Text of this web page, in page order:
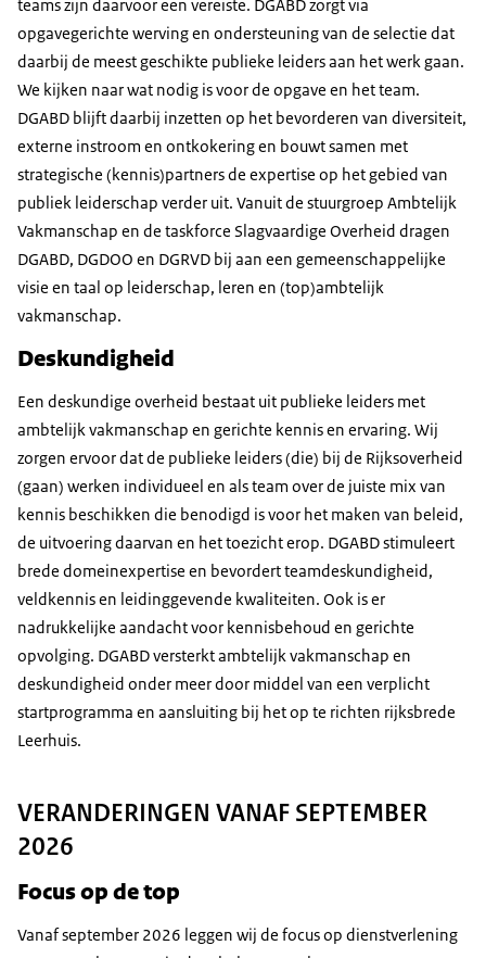
teams zijn daarvoor een vereiste. DGABD zorgt via
opgavegerichte werving en ondersteuning van de selectie dat
daarbij de meest geschikte publieke leiders aan het werk gaan.
We kijken naar wat nodig is voor de opgave en het team.
DGABD blijft daarbij inzetten op het bevorderen van diversiteit,
externe instroom en ontkokering en bouwt samen met
strategische (kennis)partners de expertise op het gebied van
publiek leiderschap verder uit. Vanuit de stuurgroep Ambtelijk
Vakmanschap en de taskforce Slagvaardige Overheid dragen
DGABD, DGDOO en DGRVD bij aan een gemeenschappelijke
visie en taal op leiderschap, leren en (top)ambtelijk
vakmanschap.
Deskundigheid
Een deskundige overheid bestaat uit publieke leiders met
ambtelijk vakmanschap en gerichte kennis en ervaring. Wij
zorgen ervoor dat de publieke leiders (die) bij de Rijksoverheid
(gaan) werken individueel en als team over de juiste mix van
kennis beschikken die benodigd is voor het maken van beleid,
de uitvoering daarvan en het toezicht erop. DGABD stimuleert
brede domeinexpertise en bevordert teamdeskundigheid,
veldkennis en leidinggevende kwaliteiten. Ook is er
nadrukkelijke aandacht voor kennisbehoud en gerichte
opvolging. DGABD versterkt ambtelijk vakmanschap en
deskundigheid onder meer door middel van een verplicht
startprogramma en ­aansluiting bij het op te richten rijksbrede
Leerhuis.
VERANDERINGEN VANAF SEPTEMBER
2026
Focus op de top
Vanaf september 2026 leggen wij de focus op dienstverlening